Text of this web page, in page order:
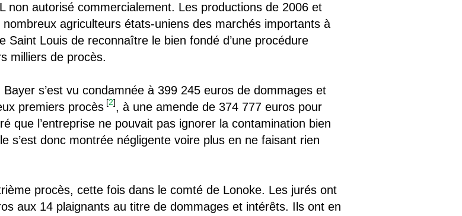
non autorisé commercialement. Les productions de 2006 et
agriculteurs états-uniens des marchés importants à
Saint Louis de reconnaître le bien fondé d’une procédure
milliers de procès.
s’est vu condamnée à 399 245 euros de dommages et
premiers procès [2], à une amende de 374 777 euros pour
que l’entreprise ne pouvait pas ignorer la contamination bien
s’est donc montrée négligente voire plus en ne faisant rien
procès, cette fois dans le comté de Lonoke. Les jurés ont
aux 14 plaignants au titre de dommages et intérêts. Ils ont en